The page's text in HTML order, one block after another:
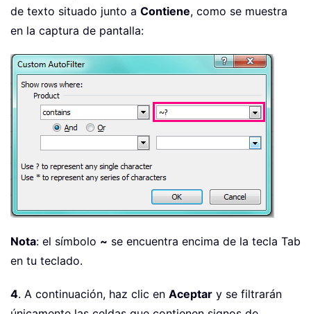
de texto situado junto a Contiene, como se muestra
en la captura de pantalla:
Nota: el símbolo ~ se encuentra encima de la tecla Tab
en tu teclado.
4. A continuación, haz clic en Aceptar y se filtrarán